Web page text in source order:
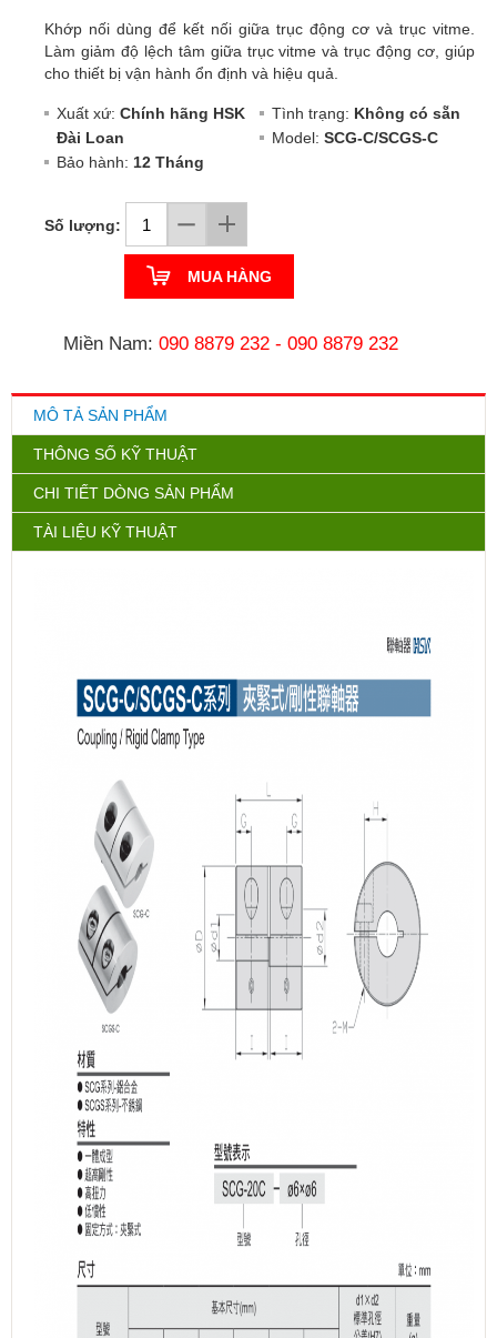
Khớp nối dùng để kết nối giữa trục động cơ và trục vitme.
Làm giảm độ lệch tâm giữa trục vitme và trục động cơ, giúp
cho thiết bị vận hành ổn định và hiệu quả.
Xuất xứ: Chính hãng HSK
Đài Loan
Tình trạng: Không có sẵn
Model: SCG-C/SCGS-C
Bảo hành: 12 Tháng
Số lượng:
MUA HÀNG
Miền Nam: 090 8879 232 - 090 8879 232
MÔ TẢ SẢN PHẨM
THÔNG SỐ KỸ THUẬT
CHI TIẾT DÒNG SẢN PHẨM
TÀI LIỆU KỸ THUẬT